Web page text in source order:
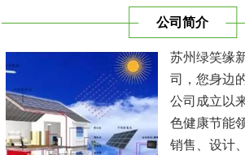
公司简介
苏州绿笑缘
司，您身边
公司成立以
色健康节能
销售、设计